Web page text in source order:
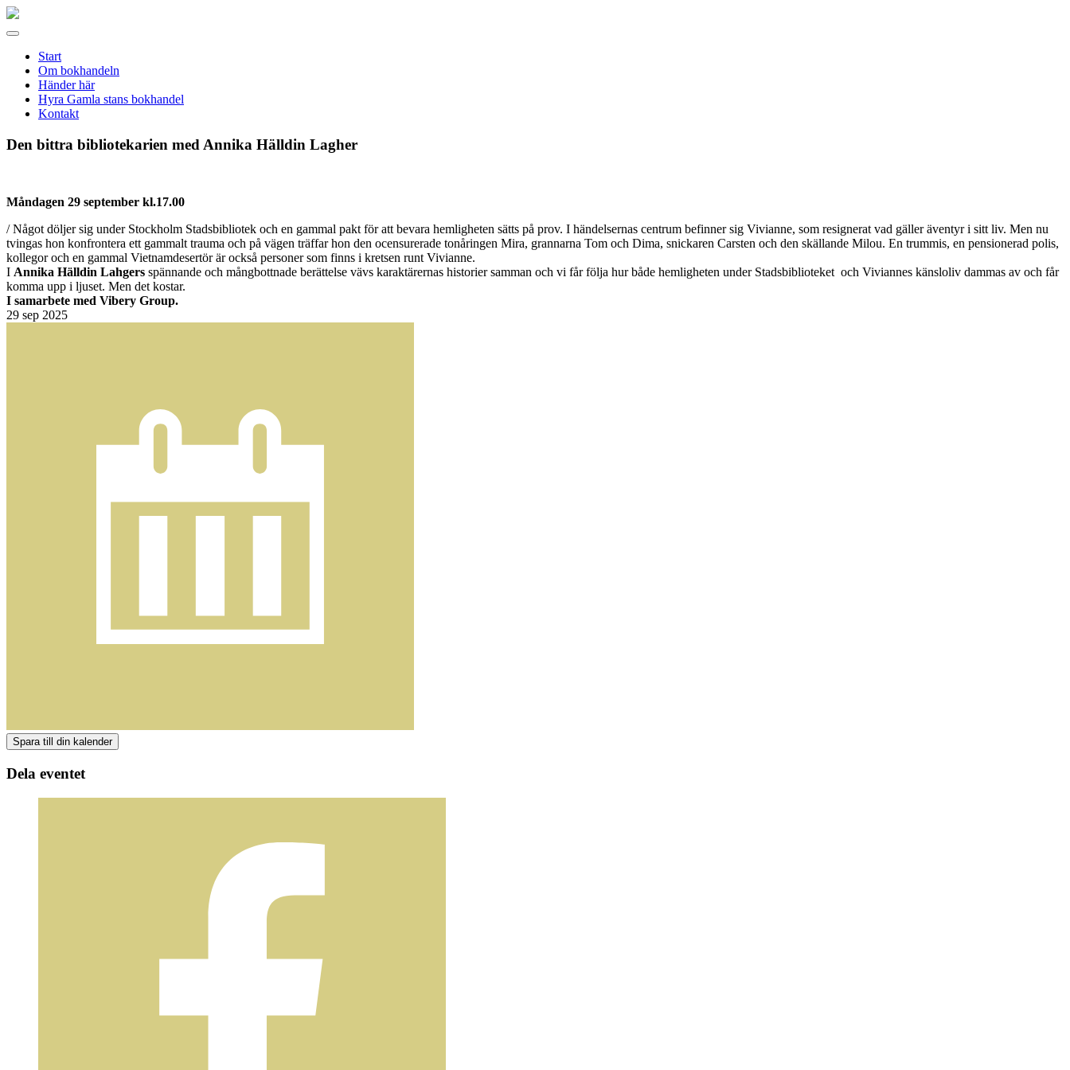
Gamla
Meny
Start
Om bokhandeln
Händer här
Hyra Gamla stans bokhandel
Kontakt
Den bittra bibliotekarien med Annika Hälldin Lagher
Måndagen 29 september kl.17.00
/ Något döljer sig under Stockholm Stadsbibliotek och en gammal pakt för att bevara hemligheten sätts på prov. I händelsernas centrum befinner sig Vivianne, som resignerat vad gäller äventyr i sitt liv. Men nu
tvingas hon konfrontera ett gammalt trauma och på vägen träffar hon den ocensurerade tonåringen Mira, grannarna Tom och Dima, snickaren Carsten och den skällande Milou. En trummis, en pensionerad polis,
kollegor och en gammal Vietnamdesertör är också personer som finns i kretsen runt Vivianne.
I Annika Hälldin Lahgers spännande och mångbottnade berättelse vävs karaktärernas historier samman och vi får följa hur både hemligheten under Stadsbiblioteket och Viviannes känsloliv dammas av och får
komma upp i ljuset. Men det kostar.
I samarbete med Vibery Group.
29 sep 2025
Dela eventet